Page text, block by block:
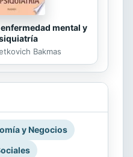
mental y
Bakmas
y Negocios